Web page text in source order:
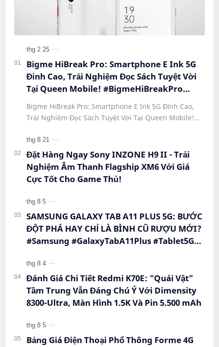
Bigme HiBreak Pro: Smartphone E Ink 5G
Đỉnh Cao, Trải Nghiệm Đọc Sách Tuyệt Vời
Tại Queen Mobile! #BigmeHiBreakPro
#SmartphoneEInk #QueenMobile
#HiBreakPro5G #DienThoaiDocSach
#CongNgheMoi #MuaSamThongMinh
#EInkPhone #5GSmartphone
Bigme HiBreak Pro: Smartphone E Ink 5G Đỉnh Cao,
Trải Nghiệm Đọc Sách Tuyệt Vời Tại Queen Mobile!
#Hi…
Đặt Hàng Ngay Sony INZONE H9 II - Trải
Nghiệm Âm Thanh Flagship XM6 Với Giá
Cực Tốt Cho Game Thủ!
SAMSUNG GALAXY TAB A11 PLUS 5G: BƯỚC
ĐỘT PHÁ HAY CHỈ LÀ BÌNH CŨ RƯỢU MỚI?
#Samsung #GalaxyTabA11Plus #Tablet5G
Đánh Giá Chi Tiết Redmi K70E: "Quái Vật"
Tầm Trung Vẫn Đáng Chú Ý Với Dimensity
8300-Ultra, Màn Hình 1.5K Và Pin 5.500 mAh
Bảng Giá Điện Thoại Phổ Thông Forme 4G